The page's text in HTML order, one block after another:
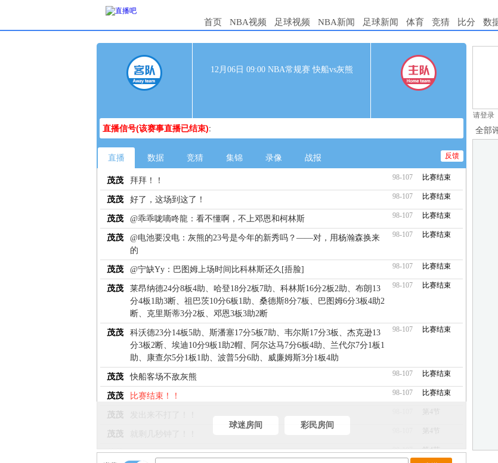
首页 NBA视频 足球视频 NBA新闻 足球新闻 体育 竞猜 比分 数
12月06日 09:00 NBA常规赛 快船vs灰熊
直播信号(该赛事直播已结束):
直播 数据 竞猜 集锦 录像 战报 反馈
茂茂 拜拜！！ 98-107 比赛结束
茂茂 好了，这场到这了！ 98-107 比赛结束
茂茂 @乖乖咙嘀咚龍：看不懂啊，不上邓恩和柯林斯 98-107 比赛结束
茂茂
@电池要没电：灰熊的23号是今年的新秀吗？——对，用杨瀚森换来
的
98-107 比赛结束
茂茂 @宁缺Yy：巴图姆上场时间比科林斯还久[捂脸] 98-107 比赛结束
茂茂
莱昂纳德24分8板4助、哈登18分2板7助、科林斯16分2板2助、布朗13
分4板1助3断、祖巴茨10分6板1助、桑德斯8分7板、巴图姆6分3板4助2
断、克里斯蒂3分2板、邓恩3板3助2断
98-107 比赛结束
茂茂
科沃德23分14板5助、斯潘塞17分5板7助、韦尔斯17分3板、杰克逊13
分3板2断、埃迪10分9板1助2帽、阿尔达马7分6板4助、兰代尔7分1板1
助、康查尔5分1板1助、波普5分6助、威廉姆斯3分1板4助
98-107 比赛结束
茂茂 快船客场不敌灰熊 98-107 比赛结束
茂茂 比赛结束！！ 98-107 比赛结束
茂茂 第4节
茂茂 第4节
茂茂 灰熊后场球！！ 98-107 第4节
球迷房间 彩民房间
1.
请登录
全部